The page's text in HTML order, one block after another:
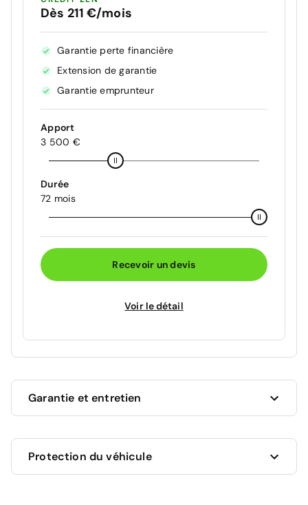
Dès 211 €/mois
Garantie perte financière
Extension de garantie
Garantie emprunteur
Apport
3 500 €
Durée
72 mois
Recevoir un devis
Voir le détail
Garantie et entretien
mois à compter de la date de livraison.
Protection du véhicule